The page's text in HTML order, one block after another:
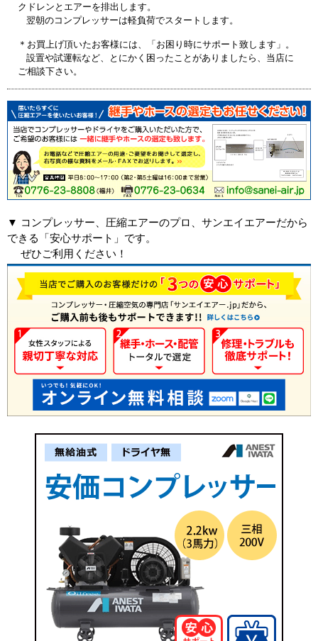
クドレンとエアーを排出します。
翌朝のコンプレッサーは軽負荷でスタートします。
＊お買上げ頂いたお客様には、「お困り時にサポート致します」。
設置や試運転など、とにかく困ったことがありましたら、当店に
ご相談下さい。
▼ コンプレッサー、圧縮エアーのプロ、サンエイエアーだから
できる「安心サポート」です。
ぜひご利用ください！